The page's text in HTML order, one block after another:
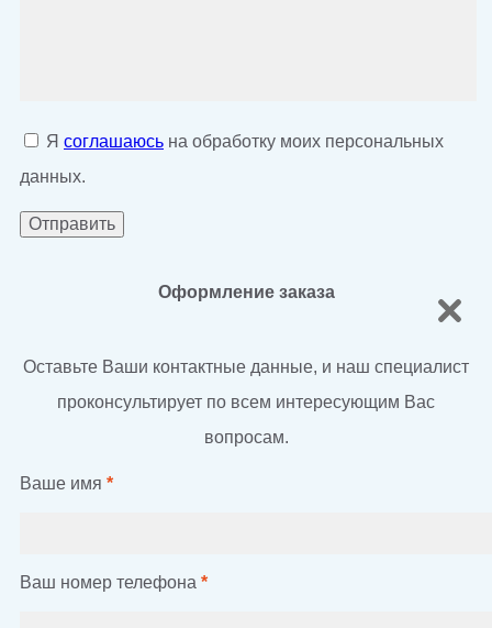
Я соглашаюсь на обработку моих персональных
данных.
Оформление заказа
Оставьте Ваши контактные данные, и наш специалист
проконсультирует по всем интересующим Вас
вопросам.
Ваше имя *
Ваш номер телефона *